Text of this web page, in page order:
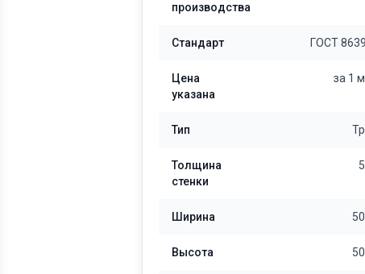
производства
Стандарт ГОСТ
Цена
указана
за 1
Тип
Толщина
стенки
Ширина
Высота